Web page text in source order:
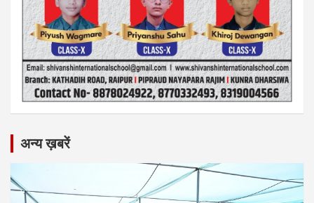
अन्य ख़बरें